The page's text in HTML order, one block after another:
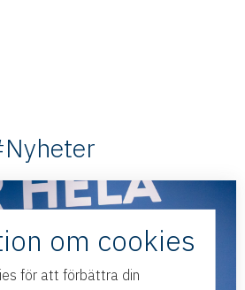
om cookies
för att förbättra din